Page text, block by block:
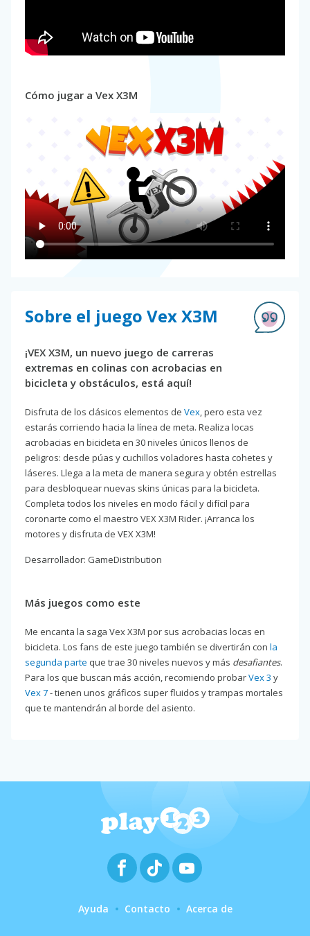
Cómo jugar a Vex X3M
Sobre el juego Vex X3M
¡VEX X3M, un nuevo juego de carreras
extremas en colinas con acrobacias en
bicicleta y obstáculos, está aquí!
Disfruta de los clásicos elementos de Vex, pero esta vez
estarás corriendo hacia la línea de meta. Realiza locas
acrobacias en bicicleta en 30 niveles únicos llenos de
peligros: desde púas y cuchillos voladores hasta cohetes y
láseres. Llega a la meta de manera segura y obtén estrellas
para desbloquear nuevas skins únicas para la bicicleta.
Completa todos los niveles en modo fácil y difícil para
coronarte como el maestro VEX X3M Rider. ¡Arranca los
motores y disfruta de VEX X3M!
Desarrollador: GameDistribution
Más juegos como este
Me encanta la saga Vex X3M por sus acrobacias locas en
bicicleta. Los fans de este juego también se divertirán con la
segunda parte que trae 30 niveles nuevos y más desafiantes.
Para los que buscan más acción, recomiendo probarVex 3 y
Vex 7- tienen unos gráficos super fluidos y trampas mortales
que te mantendrán al borde del asiento.
Ayuda Contacto Acerca de